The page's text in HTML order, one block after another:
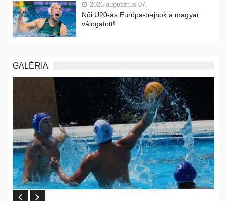
2026 augusztus 07.
Női U20-as Európa-bajnok a magyar
válogatott!
GALÉRIA